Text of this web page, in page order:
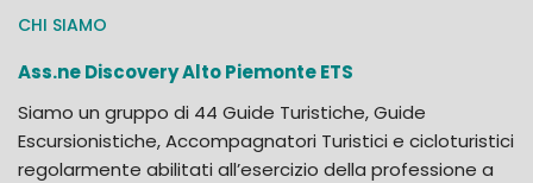
CHI SIAMO
Ass.ne Discovery Alto Piemonte ETS
Siamo un gruppo di 44 Guide Turistiche, Guide
Escursionistiche, Accompagnatori Turistici e cicloturistici
regolarmente abilitati all’esercizio della professione a